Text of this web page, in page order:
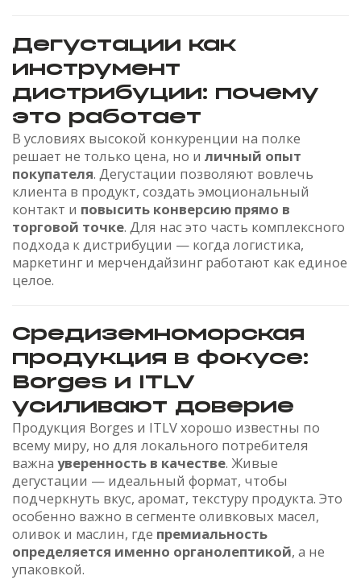
Дегустации как
инструмент
дистрибуции: почему
это работает
В условиях высокой конкуренции на полке
решает не только цена, но и личный опыт
покупателя. Дегустации позволяют вовлечь
клиента в продукт, создать эмоциональный
контакт и повысить конверсию прямо в
торговой точке. Для нас это часть комплексного
подхода к дистрибуции — когда логистика,
маркетинг и мерчендайзинг работают как единое
целое.
Средиземноморская
продукция в фокусе:
Borges и ITLV
усиливают доверие
Продукция Borges и ITLV хорошо известны по
всему миру, но для локального потребителя
важна уверенность в качестве. Живые
дегустации — идеальный формат, чтобы
подчеркнуть вкус, аромат, текстуру продукта. Это
особенно важно в сегменте оливковых масел,
оливок и маслин, где премиальность
определяется именно органолептикой, а не
упаковкой.